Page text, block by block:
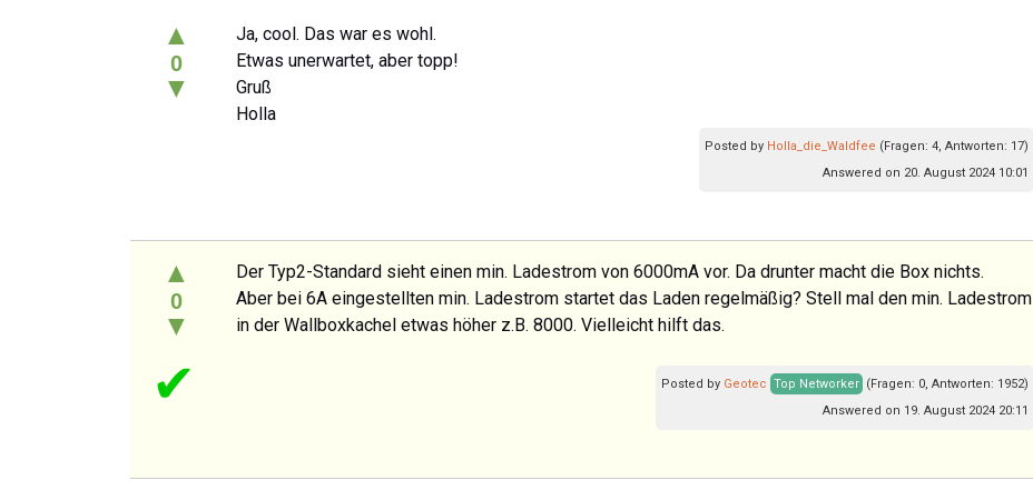
▲
0
▼
Ja, cool. Das war es wohl.
Etwas unerwartet, aber topp!
Gruß
Holla
Posted by Holla_die_Waldfee (Fragen: 4, Antworten: 17)
Answered on 20. August 2024 10:01
▲
0
▼
✔
Der Typ2-Standard sieht einen min. Ladestrom von 6000mA vor. Da drunter macht die Box nichts.
Aber bei 6A eingestellten min. Ladestrom startet das Laden regelmäßig? Stell mal den min. Ladestrom
in der Wallboxkachel etwas höher z.B. 8000. Vielleicht hilft das.
Posted by Geotec Top Networker (Fragen: 0, Antworten: 1952)
Answered on 19. August 2024 20:11